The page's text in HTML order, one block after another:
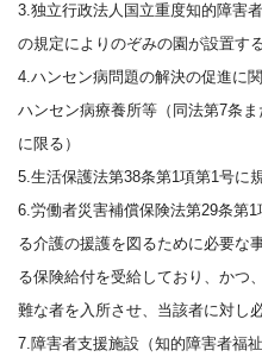
3.独立行政法人国立重度知的障害
の規定によりのぞみの園が設置す
4.ハンセン病問題の解決の促進に
ハンセン病療養所等（同法第7条
に限る）
5.生活保護法第38条第1項第1号に
6.労働者災害補償保険法第29条第
る介護の援護を図るために必要な
る保険給付を受給しており、かつ
難な者を入所させ、当該者に対し
7.障害者支援施設（知的障害者福